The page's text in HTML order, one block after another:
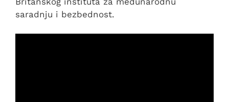
saradnju i bezbednost.